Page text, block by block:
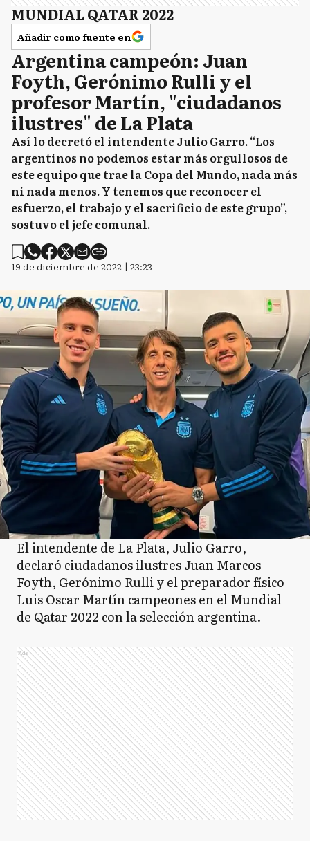
MUNDIAL QATAR 2022
Añadir como fuente en
Argentina campeón: Juan
Foyth, Gerónimo Rulli y el
profesor Martín, "ciudadanos
ilustres" de La Plata
Así lo decretó el intendente Julio Garro. “Los
argentinos no podemos estar más orgullosos de
este equipo que trae la Copa del Mundo, nada más
ni nada menos. Y tenemos que reconocer el
esfuerzo, el trabajo y el sacrificio de este grupo”,
sostuvo el jefe comunal.
19 de diciembre de 2022 | 23:23
El intendente de La Plata, Julio Garro,
declaró ciudadanos ilustres Juan Marcos
Foyth, Gerónimo Rulli y el preparador físico
Luis Oscar Martín campeones en el Mundial
de Qatar 2022 con la selección argentina.
Ads